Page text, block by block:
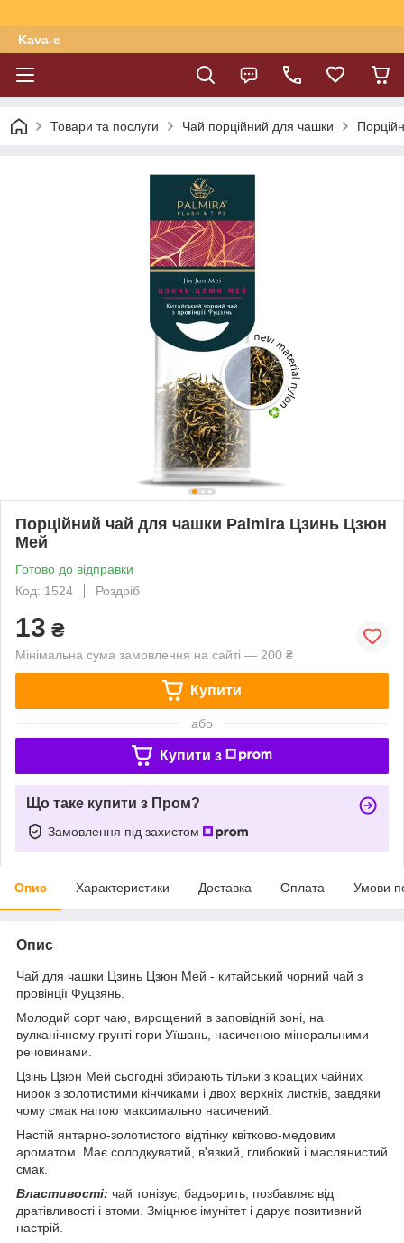
Kava-e
Товари та послуги Чай порційний для чашки
Порційний чай для чашки Palmira Цзинь Цзюн
Мей
Готово до відправки
Код: 1524
Роздріб
13 ₴
Мінімальна сума замовлення на сайті — 200 ₴
Купити
або
Купити з
Що таке купити з Пром?
Замовлення під захистом
Опис Характеристики Доставка Оплата Умови
Опис
Чай для чашки Цзинь Цзюн Мей - китайський чорний чай з
провінції Фуцзянь.
Молодий сорт чаю, вирощений в заповідній зоні, на
вулканічному грунті гори Уїшань, насиченою мінеральними
речовинами.
Цзінь Цзюн Мей сьогодні збирають тільки з кращих чайних
нирок з золотистими кінчиками і двох верхніх листків, завдяки
чому смак напою максимально насичений.
Настій янтарно-золотистого відтінку квітково-медовим
ароматом. Має солодкуватий, в'язкий, глибокий і маслянистий
смак.
Властивості: чай тонізує, бадьорить, позбавляє від
дратівливості і втоми. Зміцнює імунітет і дарує позитивний
настрій.